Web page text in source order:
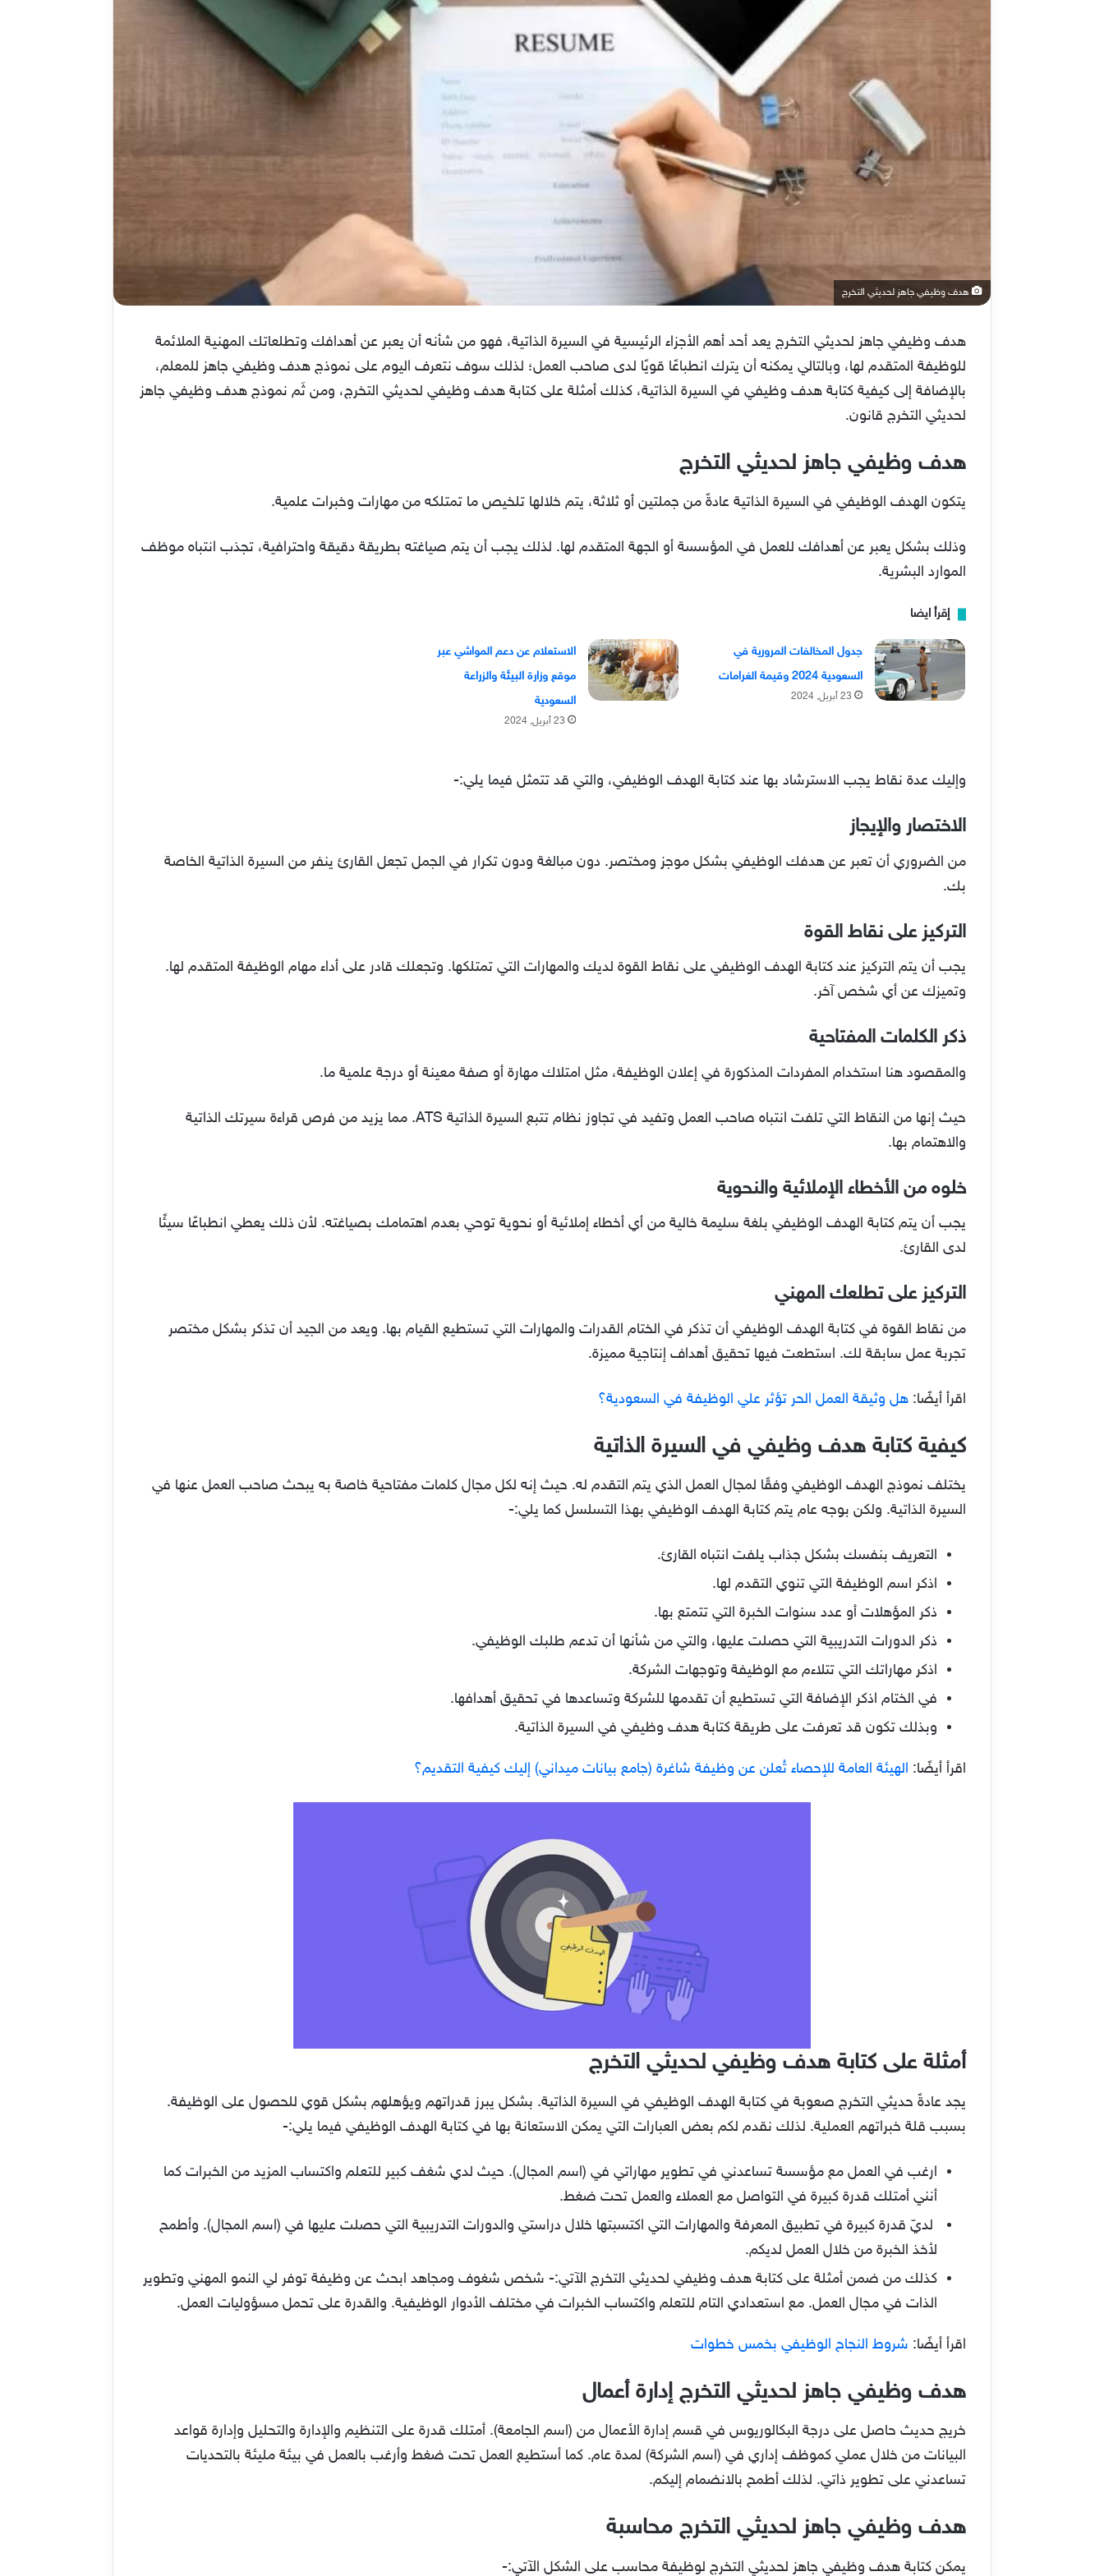
هدف وظيفي جاهز لحديثي التخرج
هدف وظيفي جاهز لحديثي التخرج يعد أحد أهم الأجزاء الرئيسية في السيرة الذاتية، فهو من شأنه أن يعبر عن أهدافك وتطلعاتك المهنية الملائمة
للوظيفة المتقدم لها، وبالتالي يمكنه أن يترك انطباعًا قويًا لدى صاحب العمل؛ لذلك سوف نتعرف اليوم على نموذج هدف وظيفي جاهز للمعلم،
بالإضافة إلى كيفية كتابة هدف وظيفي في السيرة الذاتية، كذلك أمثلة على كتابة هدف وظيفي لحديثي التخرج، ومن ثَم نموذج هدف وظيفي جاهز
لحديثي التخرج قانون.
هدف وظيفي جاهز لحديثي التخرج
يتكون الهدف الوظيفي في السيرة الذاتية عادةً من جملتين أو ثلاثة، يتم خلالها تلخيص ما تمتلكه من مهارات وخبرات علمية.
وذلك بشكل يعبر عن أهدافك للعمل في المؤسسة أو الجهة المتقدم لها. لذلك يجب أن يتم صياغته بطريقة دقيقة واحترافية، تجذب انتباه موظف
الموارد البشرية.
إقرأ ايضا
جدول المخالفات المرورية في
السعودية 2024 وقيمة الغرامات
23 أبريل, 2024
الاستعلام عن دعم المواشي عبر
موقع وزارة البيئة والزراعة
السعودية
23 أبريل, 2024
وإليك عدة نقاط يجب الاسترشاد بها عند كتابة الهدف الوظيفي، والتي قد تتمثل فيما يلي:-
الاختصار والإيجاز
من الضروري أن تعبر عن هدفك الوظيفي بشكل موجز ومختصر. دون مبالغة ودون تكرار في الجمل تجعل القارئ ينفر من السيرة الذاتية الخاصة
بك.
التركيز على نقاط القوة
يجب أن يتم التركيز عند كتابة الهدف الوظيفي على نقاط القوة لديك والمهارات التي تمتلكها. وتجعلك قادر على أداء مهام الوظيفة المتقدم لها.
وتميزك عن أي شخص آخر.
ذكر الكلمات المفتاحية
والمقصود هنا استخدام المفردات المذكورة في إعلان الوظيفة، مثل امتلاك مهارة أو صفة معينة أو درجة علمية ما.
حيث إنها من النقاط التي تلفت انتباه صاحب العمل وتفيد في تجاوز نظام تتبع السيرة الذاتية ATS. مما يزيد من فرص قراءة سيرتك الذاتية
والاهتمام بها.
خلوه من الأخطاء الإملائية والنحوية
يجب أن يتم كتابة الهدف الوظيفي بلغة سليمة خالية من أي أخطاء إملائية أو نحوية توحي بعدم اهتمامك بصياغته. لأن ذلك يعطي انطباعًا سيئًا
لدى القارئ.
التركيز على تطلعك المهني
من نقاط القوة في كتابة الهدف الوظيفي أن تذكر في الختام القدرات والمهارات التي تستطيع القيام بها. ويعد من الجيد أن تذكر بشكل مختصر
تجربة عمل سابقة لك. استطعت فيها تحقيق أهداف إنتاجية مميزة.
اقرأ أيضًا: هل وثيقة العمل الحر تؤثر علي الوظيفة في السعودية؟
كيفية كتابة هدف وظيفي في السيرة الذاتية
يختلف نموذج الهدف الوظيفي وفقًا لمجال العمل الذي يتم التقدم له. حيث إنه لكل مجال كلمات مفتاحية خاصة به يبحث صاحب العمل عنها في
السيرة الذاتية. ولكن بوجه عام يتم كتابة الهدف الوظيفي بهذا التسلسل كما يلي:-
التعريف بنفسك بشكل جذاب يلفت انتباه القارئ.
اذكر اسم الوظيفة التي تنوي التقدم لها.
ذكر المؤهلات أو عدد سنوات الخبرة التي تتمتع بها.
ذكر الدورات التدريبية التي حصلت عليها، والتي من شأنها أن تدعم طلبك الوظيفي.
اذكر مهاراتك التي تتلاءم مع الوظيفة وتوجهات الشركة.
في الختام اذكر الإضافة التي تستطيع أن تقدمها للشركة وتساعدها في تحقيق أهدافها.
وبذلك تكون قد تعرفت على طريقة كتابة هدف وظيفي في السيرة الذاتية.
اقرأ أيضًا: الهيئة العامة للإحصاء تُعلن عن وظيفة شاغرة (جامع بيانات ميداني) إليك كيفية التقديم؟
أمثلة على كتابة هدف وظيفي لحديثي التخرج
يجد عادةً حديثي التخرج صعوبة في كتابة الهدف الوظيفي في السيرة الذاتية. بشكل يبرز قدراتهم ويؤهلهم بشكل قوي للحصول على الوظيفة.
بسبب قلة خبراتهم العملية. لذلك نقدم لكم بعض العبارات التي يمكن الاستعانة بها في كتابة الهدف الوظيفي فيما يلي:-
ارغب في العمل مع مؤسسة تساعدني في تطوير مهاراتي في (اسم المجال). حيث لدي شغف كبير للتعلم واكتساب المزيد من الخبرات كما
أنني أمتلك قدرة كبيرة في التواصل مع العملاء والعمل تحت ضغط.
لديّ قدرة كبيرة في تطبيق المعرفة والمهارات التي اكتسبتها خلال دراستي والدورات التدريبية التي حصلت عليها في (اسم المجال). وأطمح
لأخذ الخبرة من خلال العمل لديكم.
كذلك من ضمن أمثلة على كتابة هدف وظيفي لحديثي التخرج الآتي:- شخص شغوف ومجاهد ابحث عن وظيفة توفر لي النمو المهني وتطوير
الذات في مجال العمل. مع استعدادي التام للتعلم واكتساب الخبرات في مختلف الأدوار الوظيفية. والقدرة على تحمل مسؤوليات العمل.
اقرأ أيضًا: شروط النجاح الوظيفي بخمس خطوات
هدف وظيفي جاهز لحديثي التخرج إدارة أعمال
خريج حديث حاصل على درجة البكالوريوس في قسم إدارة الأعمال من (اسم الجامعة). أمتلك قدرة على التنظيم والإدارة والتحليل وإدارة قواعد
البيانات من خلال عملي كموظف إداري في (اسم الشركة) لمدة عام. كما أستطيع العمل تحت ضغط وأرغب بالعمل في بيئة مليئة بالتحديات
تساعدني على تطوير ذاتي. لذلك أطمح بالانضمام إليكم.
هدف وظيفي جاهز لحديثي التخرج محاسبة
يمكن كتابة هدف وظيفي جاهز لحديثي التخرج لوظيفة محاسب على الشكل الآتي:-